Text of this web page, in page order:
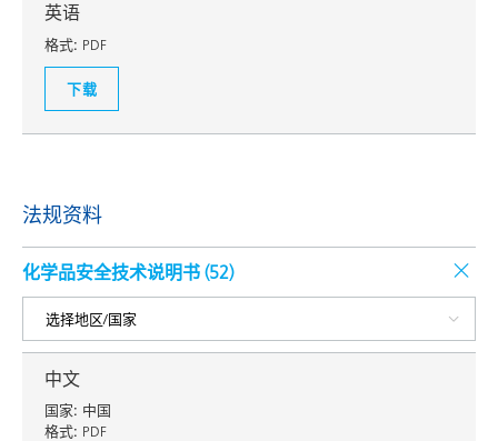
英语
格式: PDF
下载
法规资料
化学品安全技术说明书 (52)
中文
国家: 中国
格式: PDF